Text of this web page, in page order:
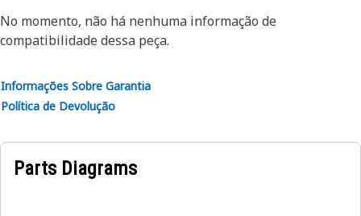
No momento, não há nenhuma informação de
compatibilidade dessa peça.
Informações Sobre Garantia
Política de Devolução
Parts Diagrams